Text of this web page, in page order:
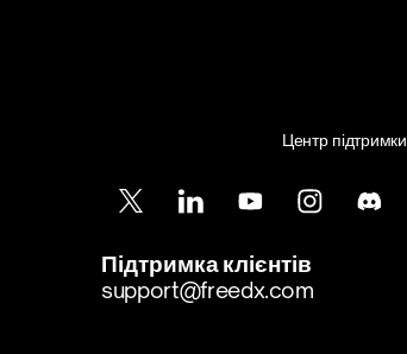
Центр підтримки
Підтримка клієнтів
support@freedx.com